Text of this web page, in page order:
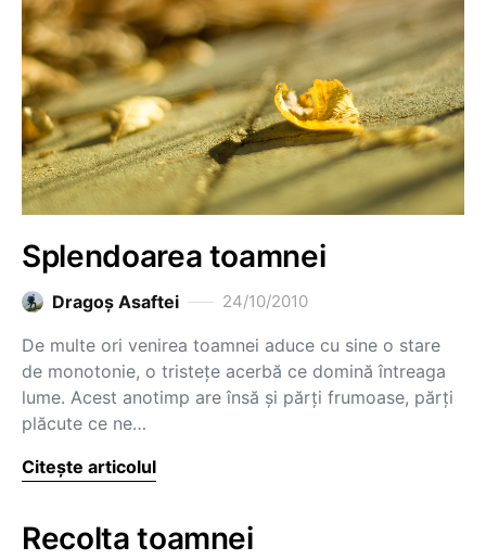
Splendoarea toamnei
Dragoş Asaftei 24/10/2010
De multe ori venirea toamnei aduce cu sine o stare
de monotonie, o tristeţe acerbă ce domină întreaga
lume. Acest anotimp are însă şi părţi frumoase, părţi
plăcute ce ne…
Citește articolul
Recolta toamnei